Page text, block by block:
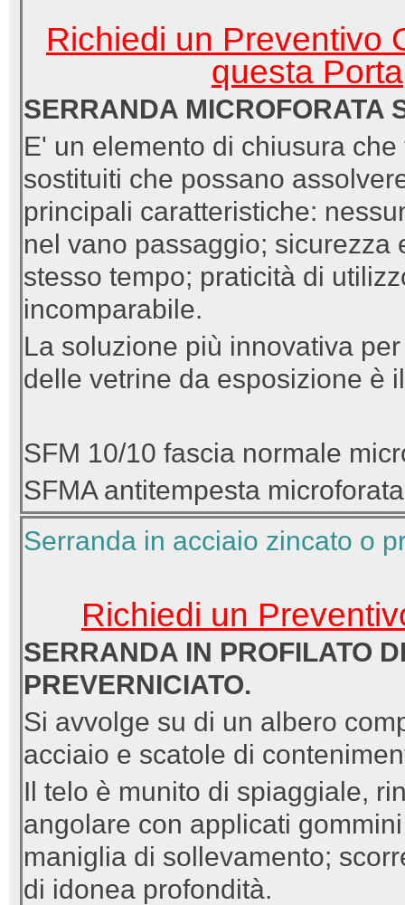
Richiedi un Preventivo
questa Porta
SERRANDA MICROFORATA
E' un elemento di chiusura
sostituiti che possano
principali caratteristiche:
nel vano passaggio; sicurezza
stesso tempo; praticità di
incomparabile.
La soluzione più innovativa
delle vetrine da esposizione è
SFM 10/10 fascia normale
SFMA antitempesta microforata
Serranda in acciaio zincato o
Richiedi un
SERRANDA IN PROFILATO
PREVERNICIATO.
Si avvolge su di un albero
acciaio e scatole di
Il telo è munito di spiaggiale,
angolare con applicati
maniglia di sollevamento;
di idonea profondità.